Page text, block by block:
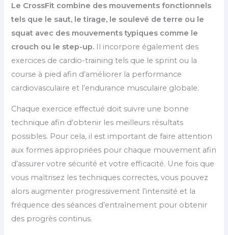
Le CrossFit combine des mouvements fonctionnels
tels que le saut, le tirage, le soulevé de terre ou le
squat avec des mouvements typiques comme le
crouch ou le step-up. Il incorpore également des
exercices de cardio-training tels que le sprint ou la
course à pied afin d’améliorer la performance
cardiovasculaire et l’endurance musculaire globale.
Chaque exercice effectué doit suivre une bonne
technique afin d’obtenir les meilleurs résultats
possibles. Pour cela, il est important de faire attention
aux formes appropriées pour chaque mouvement afin
d’assurer votre sécurité et votre efficacité. Une fois que
vous maîtrisez les techniques correctes, vous pouvez
alors augmenter progressivement l’intensité et la
fréquence des séances d’entraînement pour obtenir
des progrès continus.